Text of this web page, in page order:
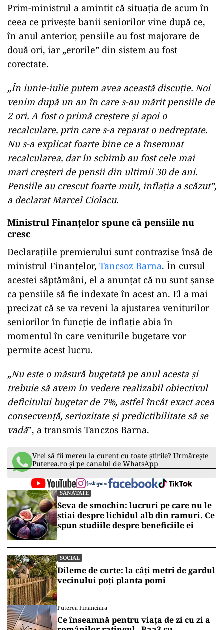
Prim-ministrul a amintit că situația de acum în
ceea ce privește banii seniorilor vine după ce,
în anul anterior, pensiile au fost majorare de
două ori, iar „erorile” din sistem au fost
corectate.
„În iunie-iulie putem avea această discuție. Noi
venim după un an în care s-au mărit pensiile de
2 ori. A fost o primă creștere și apoi o
recalculare, prin care s-a reparat o nedreptate.
Nu s-a explicat foarte bine ce a însemnat
recalcularea, dar în schimb au fost cele mai
mari creșteri de pensii din ultimii 30 de ani.
Pensiile au crescut foarte mult, inflația a scăzut”,
a declarat Marcel Ciolacu.
Ministrul Finanțelor spune că pensiile nu
cresc
Declarațiile premierului sunt contrazise însă de
ministrul Finanțelor, Tancsoz Barna. În cursul
acestei săptămâni, el a anunțat că nu sunt șanse
ca pensiile să fie indexate în acest an. El a mai
precizat că se va reveni la ajustarea veniturilor
seniorilor în funcție de inflație abia în
momentul în care veniturile bugetare vor
permite acest lucru.
„Nu este o măsură bugetată pe anul acesta şi
trebuie să avem în vedere realizabil obiectivul
deficitului bugetar de 7%, astfel încât exact acea
consecvenţă, seriozitate şi predictibilitate să se
vadă”, a transmis Tanczos Barna.
Vrei să fii mereu la curent cu toate știrile? Urmărește
Puterea.ro și pe canalul de WhatsApp
SĂNĂTATE
Seva de smochin: lucruri pe care nu le
știai despre lichidul alb din ramuri. Ce
spun studiile despre beneficiile ei
SOCIAL
Dileme de curte: la câți metri de gardul
vecinului poți planta pomi
Puterea Financiara
Ce înseamnă pentru viața de zi cu zi a